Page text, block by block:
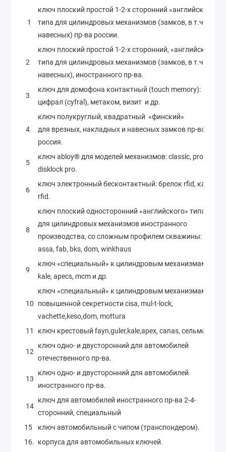
1
ключ плоский простой 1-2-х сторонний «английского»
типа для цилиндровых механизмов (замков, в т.ч.
навесных) пр-ва россии.
2
ключ плоский простой 1-2-х сторонний, «английского»
типа для цилиндровых механизмов (замков, в т.ч.
навесных), иностранного пр-ва.
3
ключ для домофона контактный (touch memory):
цифрал (cyfral), метаком, визит и др.
4
ключ полукруглый, квадратный «финский»
для врезных, накладных и навесных замков пр-ва
россия.
5
ключ abloy® для моделей механизмов: classic, profile,
disklock pro.
6
ключ электронный бесконтактный: брелок rfid, карта
rfid.
8
ключ плоский односторонний «английского» типа
для цилиндровых механизмов иностранного
производства, со сложным профилем скважины: пр-ва
assa, fab, bks, dom, winkhaus
9
ключ «специальный» к цилиндровым механизмам:
kale, apecs, mcm и др.
10
ключ «специальный» к цилиндровым механизмам
повышенной секретности cisa, mul-t-lock,
vachette,keso,dom, mottura
11
ключ крестовый fayn,guler,kale,apex, canas, сельмаш
12
ключ одно- и двусторонний для автомобилей
отечественного пр-ва.
13
ключ одно- и двусторонний для автомобилей
иностранного пр-ва.
14
ключ для автомобилей иностранного пр-ва 2-4-
сторонний, специальный
15
ключ автомобильный с чипом (транспондером).
16. корпуса для автомобильных ключей.